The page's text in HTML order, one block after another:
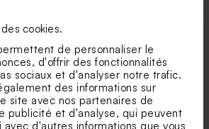
cookies.
de personnaliser le
d'offrir des fonctionnalités
sociaux et d'analyser notre trafic.
des informations sur
site avec nos partenaires de
publicité et d'analyse, qui peuvent
d'autres informations que vous
kraft